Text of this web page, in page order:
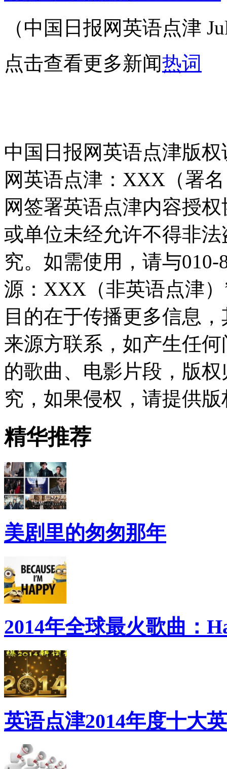
（中国日报网英语点津
点击查看更多新闻热词
中国日报网英语点津版
网英语点津：XXX（署
网签署英语点津内容授
或单位未经允许不得非
究。如需使用，请与010-
源：XXX（非英语点津
目的在于传播更多信息
来源方联系，如产生任
的歌曲、电影片段，版
究，如果侵权，请提供
精华推荐
美剧里的匆匆那年
2014年全球最火歌曲：
英语点津2014年度十大